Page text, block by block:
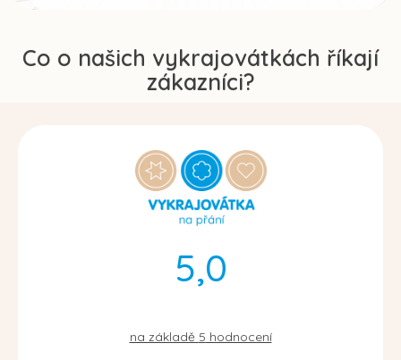
Co o našich vykrajovátkách říkají
zákazníci?
5,0
na základě 5 hodnocení